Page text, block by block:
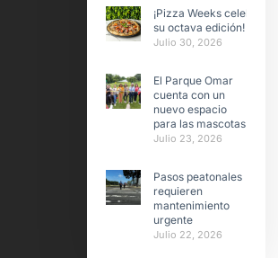
¡Pizza Weeks celebra
su octava edición!
Julio 30, 2026
El Parque Omar
cuenta con un
nuevo espacio
para las mascotas
Julio 23, 2026
Pasos peatonales
requieren
mantenimiento
urgente
Julio 22, 2026